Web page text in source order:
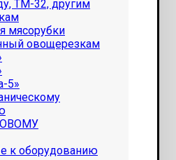
ТМ-32, другим
мясорубки
овощерезкам
5»
к оборудованию